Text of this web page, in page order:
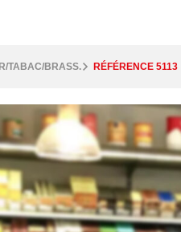
TABAC/BRASS. RÉFÉRENCE 5113